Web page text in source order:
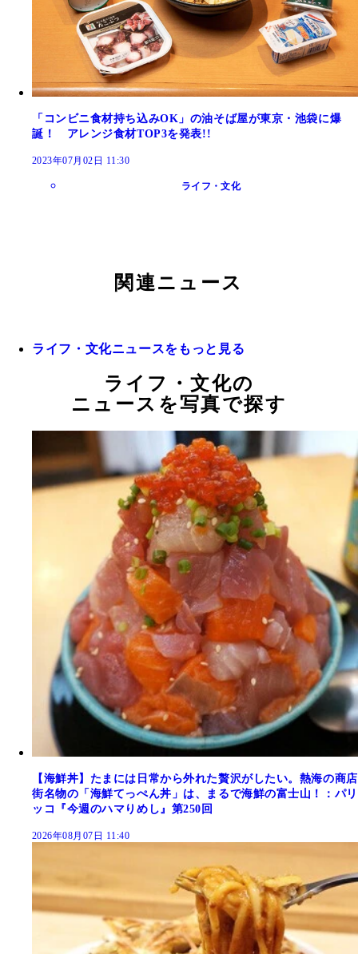
「コンビニ食材持ち込みOK」の油そば屋が東京・池袋に爆
誕！ アレンジ食材TOP3を発表!!
2023年07月02日 11:30
ライフ・文化
関連ニュース
ライフ・文化ニュースをもっと見る
ライフ・文化の
ニュースを写真で探す
【海鮮丼】たまには日常から外れた贅沢がしたい。熱海の商店
街名物の「海鮮てっぺん丼」は、まるで海鮮の富士山！：パリ
ッコ『今週のハマりめし』第250回
2026年08月07日 11:40